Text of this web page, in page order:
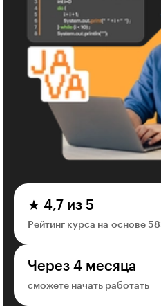
★ 4,7 из 5
Рейтинг курса на основе
Через 4 месяца
сможете начать работать